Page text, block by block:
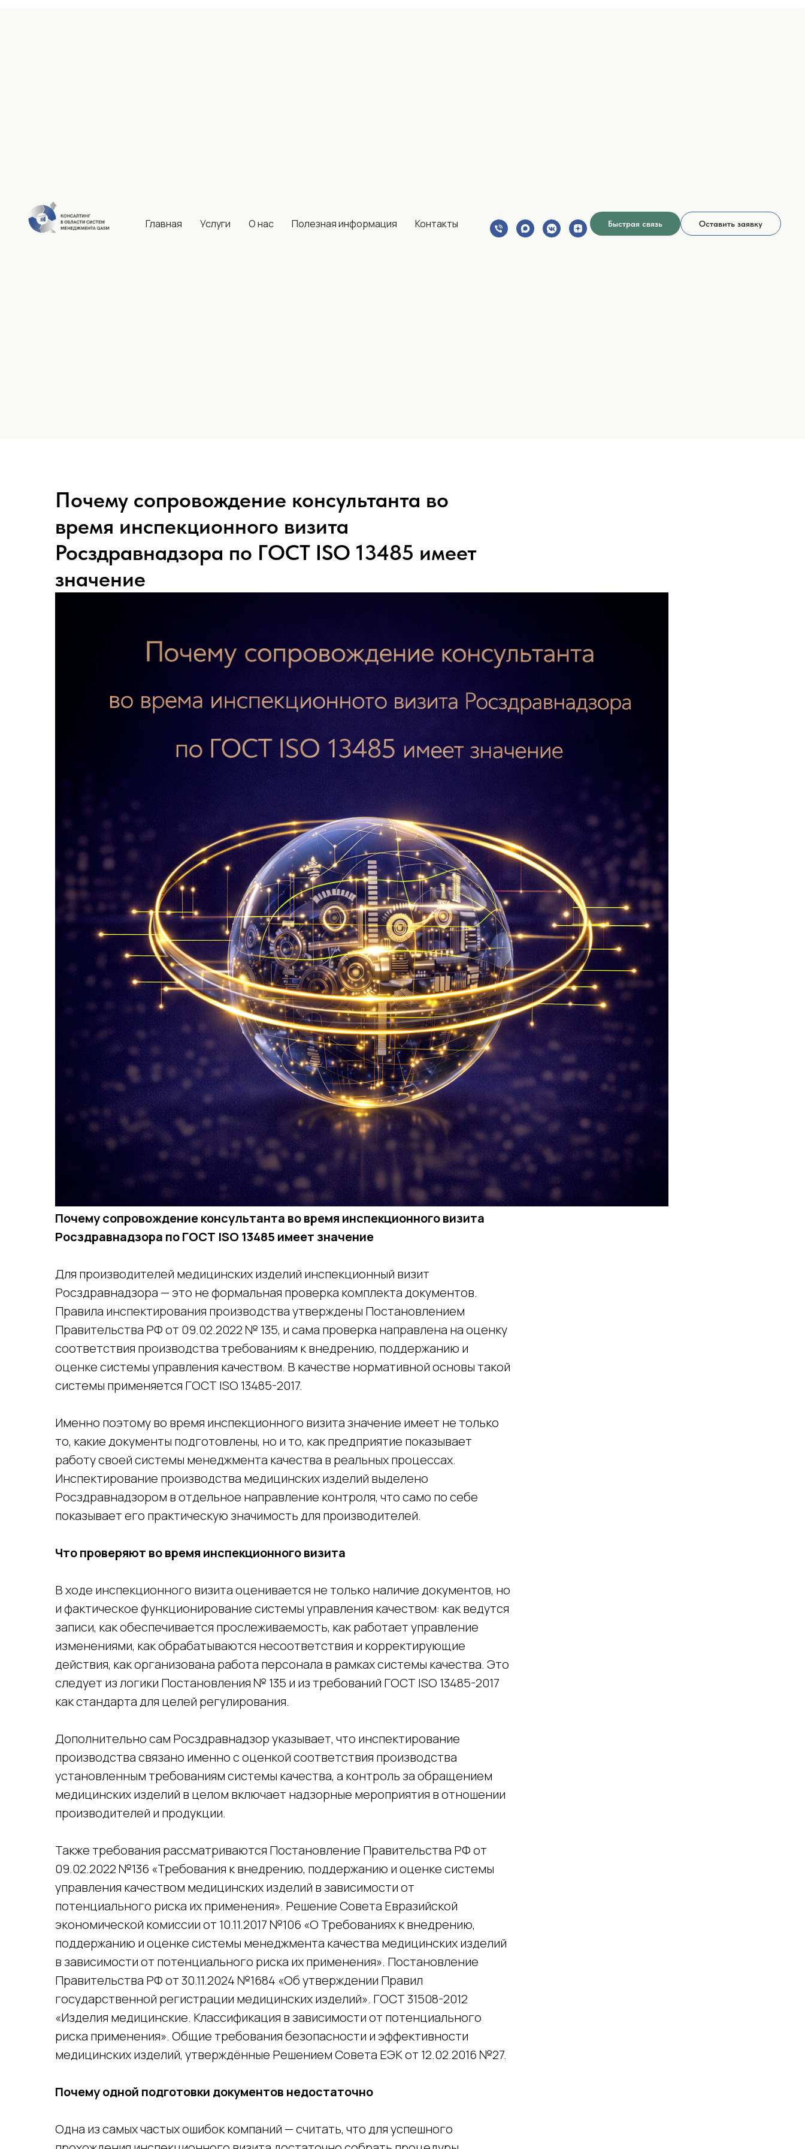
Главная Услуги О нас Полезная информация Контакты Быстрая связь Оставить заявку
Почему сопровождение консультанта во
время инспекционного визита
Росздравнадзора по ГОСТ ISO 13485 имеет
значение
Почему сопровождение консультанта во время инспекционного визита
Росздравнадзора по ГОСТ ISO 13485 имеет значение
Для производителей медицинских изделий инспекционный визит
Росздравнадзора — это не формальная проверка комплекта документов.
Правила инспектирования производства утверждены Постановлением
Правительства РФ от 09.02.2022 № 135, и сама проверка направлена на оценку
соответствия производства требованиям к внедрению, поддержанию и
оценке системы управления качеством. В качестве нормативной основы такой
системы применяется ГОСТ ISO 13485-2017.
Именно поэтому во время инспекционного визита значение имеет не только
то, какие документы подготовлены, но и то, как предприятие показывает
работу своей системы менеджмента качества в реальных процессах.
Инспектирование производства медицинских изделий выделено
Росздравнадзором в отдельное направление контроля, что само по себе
показывает его практическую значимость для производителей.
Что проверяют во время инспекционного визита
В ходе инспекционного визита оценивается не только наличие документов, но
и фактическое функционирование системы управления качеством: как ведутся
записи, как обеспечивается прослеживаемость, как работает управление
изменениями, как обрабатываются несоответствия и корректирующие
действия, как организована работа персонала в рамках системы качества. Это
следует из логики Постановления № 135 и из требований ГОСТ ISO 13485-2017
как стандарта для целей регулирования.
Дополнительно сам Росздравнадзор указывает, что инспектирование
производства связано именно с оценкой соответствия производства
установленным требованиям системы качества, а контроль за обращением
медицинских изделий в целом включает надзорные мероприятия в отношении
производителей и продукции.
Также требования рассматриваются Постановление Правительства РФ от
09.02.2022 №136 «Требования к внедрению, поддержанию и оценке системы
управления качеством медицинских изделий в зависимости от
потенциального риска их применения». Решение Совета Евразийской
экономической комиссии от 10.11.2017 №106 «О Требованиях к внедрению,
поддержанию и оценке системы менеджмента качества медицинских изделий
в зависимости от потенциального риска их применения». Постановление
Правительства РФ от 30.11.2024 №1684 «Об утверждении Правил
государственной регистрации медицинских изделий». ГОСТ 31508-2012
«Изделия медицинские. Классификация в зависимости от потенциального
риска применения». Общие требования безопасности и эффективности
медицинских изделий, утверждённые Решением Совета ЕЭК от 12.02.2016 №27.
Почему одной подготовки документов недостаточно
Одна из самых частых ошибок компаний — считать, что для успешного